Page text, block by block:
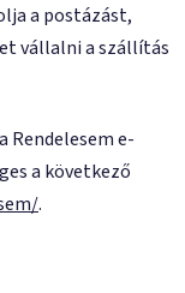
a postázást,
vállalni a szállítás
Rendelesem e-
a következő
.